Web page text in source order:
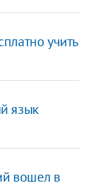
учить
язык
вошел в